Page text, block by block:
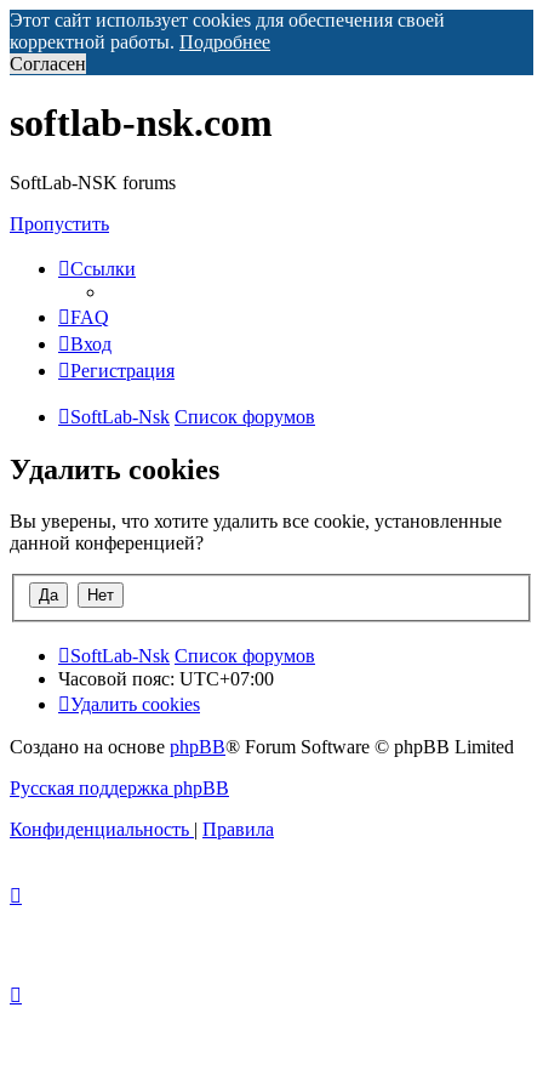
Этот сайт использует cookies для обеспечения своей
корректной работы. Подробнее
Согласен
softlab-nsk.com
SoftLab-NSK forums
Пропустить
Ссылки
FAQ
Вход
Регистрация
SoftLab-Nsk Список форумов
Удалить cookies
Вы уверены, что хотите удалить все cookie, установленные
данной конференцией?
SoftLab-Nsk Список форумов
Часовой пояс: UTC+07:00
Удалить cookies
Создано на основе phpBB® Forum Software © phpBB Limited
Русская поддержка phpBB
Конфиденциальность | Правила